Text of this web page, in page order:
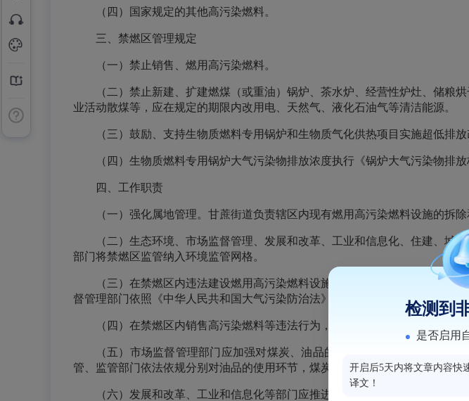
（四）国家规定的其他高污染燃料。
三、禁燃区管理规定
（一）禁止销售、燃用高污染燃料。
（二）禁止新建、扩建燃煤（或重油）锅炉、茶水炉、经营性炉灶、储
业活动散煤等，应在规定的期限内改用电、天然气、液化石油气等清洁能源。
（三）鼓励、支持生物质燃料专用锅炉和生物质气化供热项目实施超低排
（四）生物质燃料专用锅炉大气污染物排放浓度执行《锅炉大气污染物排
四、工作职责
（一）强化属地管理。甘蔗街道负责辖区内现有燃用高污染燃料设施的拆除
（二）生态环境、市场监督管理、发展和改革、工业和信息化、住建、
部门将禁燃区监管纳入环境监管网格。
（三）在禁燃区内违法建设燃用高污染燃料设施，燃用高污染燃料，生
督管理部门依照《中华人民共和国大气污染防治法》第一百零七条查处。属于
（四）在禁燃区内销售高污染燃料等违法行为，由市场监督管理部门依照
（五）市场监督管理部门应加强对煤炭、油品的质量监管，依法对销售
管、监管部门依法依规分别对油品的使用环节，煤炭的生产、使用环节以及对
（六）发展和改革、工业和信息化等部门应推进集中供热建设，资源规
检测到
是否启用
开启后5天内将文章内容快
译文！